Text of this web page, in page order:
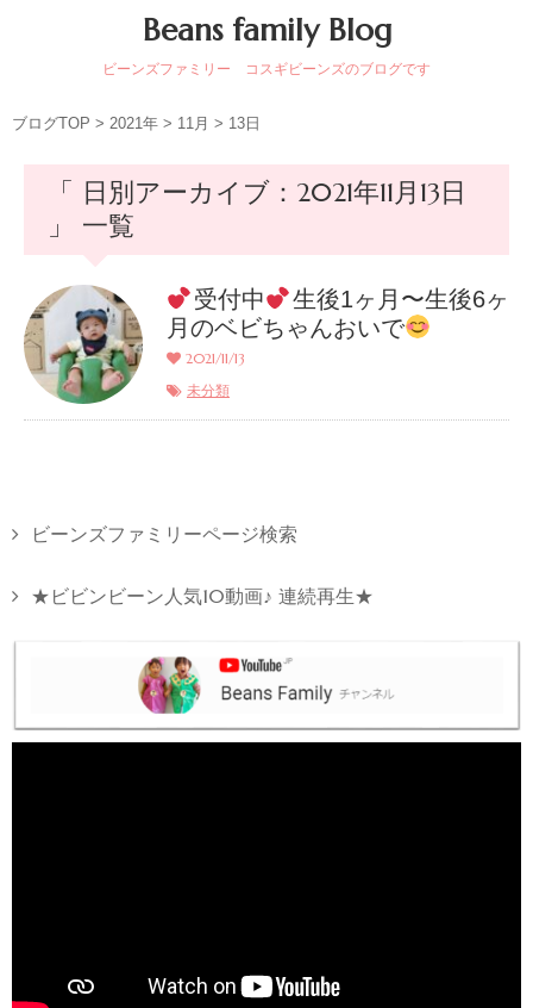
Beans family Blog
ビーンズファミリー コスギビーンズのブログです
ブログTOP > 2021年 > 11月 > 13日
「 日別アーカイブ：2021年11月13日
」 一覧
受付中
生後1ヶ月〜生後6ヶ
月のベビちゃんおいで
2021/11/13
未分類
ビーンズファミリーページ検索
★ビビンビーン人気10動画♪ 連続再生★